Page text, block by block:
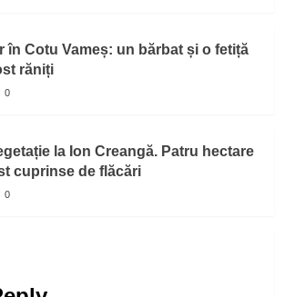
în Cotu Vameș: un bărbat și o fetiță
răniți
0
la Ion Creangă. Patru hectare
cuprinse de flăcări
0